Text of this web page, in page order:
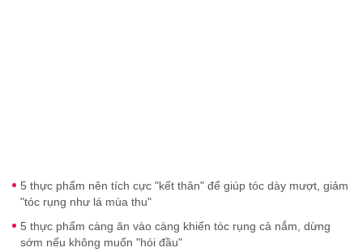
5 thực phẩm nên tích cực "kết thân" để giúp tóc dày mượt, giảm
"tóc rụng như lá mùa thu"
5 thực phẩm càng ăn vào càng khiến tóc rụng cả nắm, dừng
sớm nếu không muốn "hói đầu"